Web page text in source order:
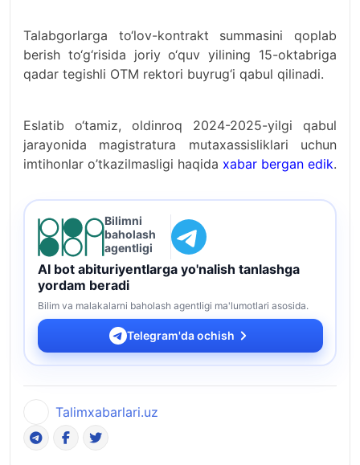
Talabgorlarga to‘lov-kontrakt summasini qoplab
berish to‘g‘risida joriy o‘quv yilining 15-oktabriga
qadar tegishli OTM rektori buyrug‘i qabul qilinadi.
Eslatib o‘tamiz, oldinroq 2024-2025-yilgi qabul
jarayonida magistratura mutaxassisliklari uchun
imtihonlar o’tkazilmasligi haqida xabar bergan edik.
Bilimni
baholash
agentligi
AI bot abituriyentlarga yo'nalish tanlashga
yordam beradi
Bilim va malakalarni baholash agentligi ma'lumotlari asosida.
Telegram'da ochish
Talimxabarlari.uz